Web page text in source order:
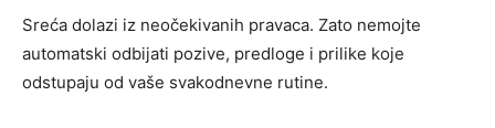
Sreća dolazi iz neočekivanih pravaca. Zato nemojte
automatski odbijati pozive, predloge i prilike koje
odstupaju od vaše svakodnevne rutine.